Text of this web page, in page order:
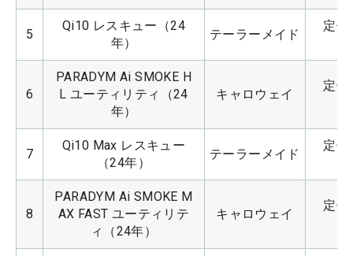
5
Qi10 レスキュー（24
年）
テーラーメイド
定価
6
PARADYM Ai SMOKE H
L ユーティリティ（24
年）
キャロウェイ
定価
7
Qi10 Max レスキュー
（24年）
テーラーメイド
定価
8
PARADYM Ai SMOKE M
AX FAST ユーティリテ
ィ（24年）
キャロウェイ
定価